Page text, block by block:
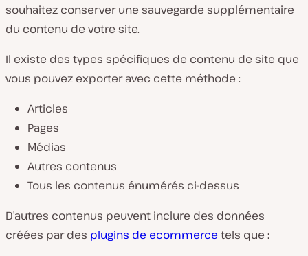
souhaitez conserver une sauvegarde supplémentaire
du contenu de votre site.
Il existe des types spécifiques de contenu de site que
vous pouvez exporter avec cette méthode :
Articles
Pages
Médias
Autres contenus
Tous les contenus énumérés ci-dessus
D’autres contenus peuvent inclure des données
créées par des plugins de ecommerce tels que :